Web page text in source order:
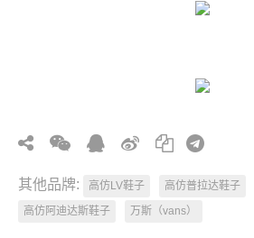
其他品牌: 高仿LV鞋子 高仿普拉达鞋子
高仿阿迪达斯鞋子
万斯（vans）